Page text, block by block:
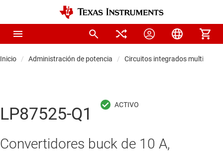
Inicio Administración de potencia Circuitos integrados multicanal
LP87525-Q1
Convertidores buck de 10 A,